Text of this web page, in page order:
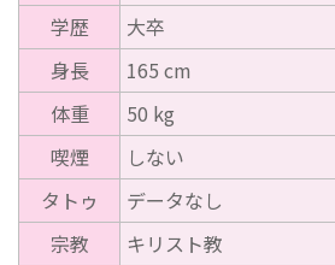
学歴
大卒
身長
165 cm
体重
50 kg
喫煙
しない
タトゥ
データなし
宗教
キリスト教